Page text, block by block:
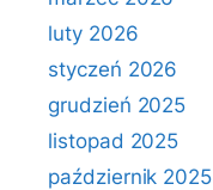
luty 2026
styczeń 2026
grudzień 2025
listopad 2025
październik 2025